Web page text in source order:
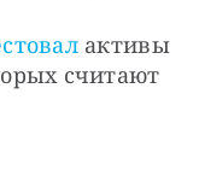
активы
считают